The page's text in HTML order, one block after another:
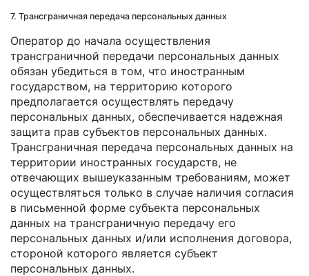
7. Трансграничная передача персональных данных
Оператор до начала осуществления
трансграничной передачи персональных данных
обязан убедиться в том, что иностранным
государством, на территорию которого
предполагается осуществлять передачу
персональных данных, обеспечивается надежная
защита прав субъектов персональных данных.
Трансграничная передача персональных данных на
территории иностранных государств, не
отвечающих вышеуказанным требованиям, может
осуществляться только в случае наличия согласия
в письменной форме субъекта персональных
данных на трансграничную передачу его
персональных данных и/или исполнения договора,
стороной которого является субъект
персональных данных.